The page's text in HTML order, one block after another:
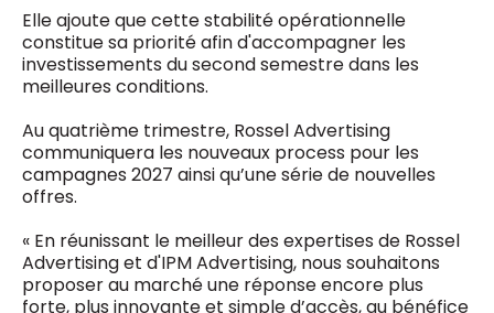
Elle ajoute que cette stabilité opérationnelle
constitue sa priorité afin d'accompagner les
investissements du second semestre dans les
meilleures conditions.
Au quatrième trimestre, Rossel Advertising
communiquera les nouveaux process pour les
campagnes 2027 ainsi qu’une série de nouvelles
offres.
« En réunissant le meilleur des expertises de Rossel
Advertising et d'IPM Advertising, nous souhaitons
proposer au marché une réponse encore plus
forte, plus innovante et simple d’accès, au bénéfice
Des questions ?